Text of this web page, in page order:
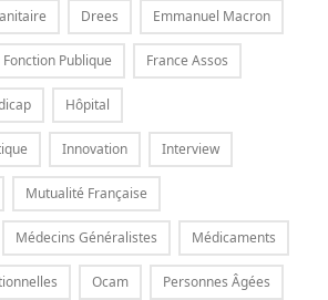
Drees Emmanuel Macron
Fonction Publique France Assos
Hôpital
Innovation Interview
Mutualité Française
Médecins Généralistes Médicaments
Ocam Personnes Âgées